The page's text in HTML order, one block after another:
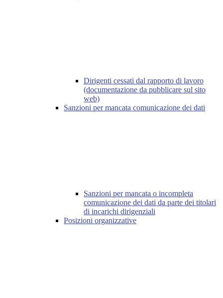
Dirigenti cessati dal rapporto di lavoro
(documentazione da pubblicare sul sito
web)
Sanzioni per mancata comunicazione dei dati
Sanzioni per mancata o incompleta
comunicazione dei dati da parte dei titolari
di incarichi dirigenziali
Posizioni organizzative